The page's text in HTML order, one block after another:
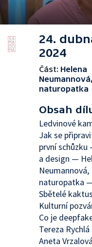
24.
2024
Část: Helena
Neumannová,
naturopatka
Obsah
Ledvinové
Jak se
první schůzku
a design —
Neumannová,
naturopatka
Sbětelé
Kulturní
Co je
Tereza Rychlá
Aneta Vrzalová